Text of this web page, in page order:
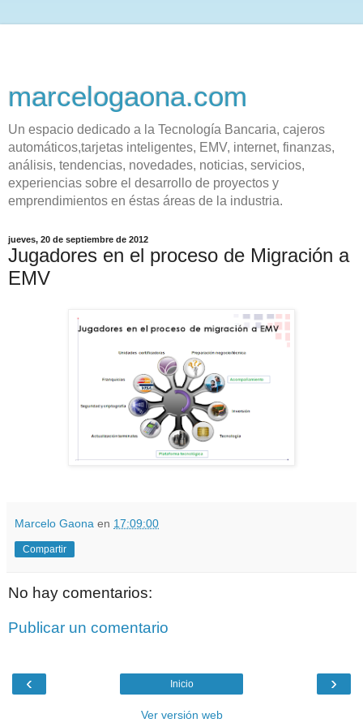
marcelogaona.com
Un espacio dedicado a la Tecnología Bancaria, cajeros
automáticos,tarjetas inteligentes, EMV, internet, finanzas,
análisis, tendencias, novedades, noticias, servicios,
experiencias sobre el desarrollo de proyectos y
emprendimientos en éstas áreas de la industria.
jueves, 20 de septiembre de 2012
Jugadores en el proceso de Migración a
EMV
Marcelo Gaona en 17:09:00
Compartir
No hay comentarios:
Publicar un comentario
‹ ›
Inicio
Ver versión web